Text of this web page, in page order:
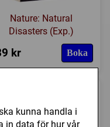
kunna handla i
in data för hur vår
Nature: Natural
Disasters (Exp.)
kr Boka